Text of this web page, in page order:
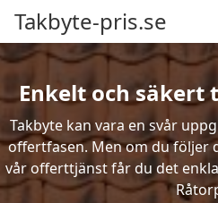
Takbyte-pris.se
Enkelt och säkert
Takbyte kan vara en svår
offertfasen. Men om du följer
vår offerttjänst får du det